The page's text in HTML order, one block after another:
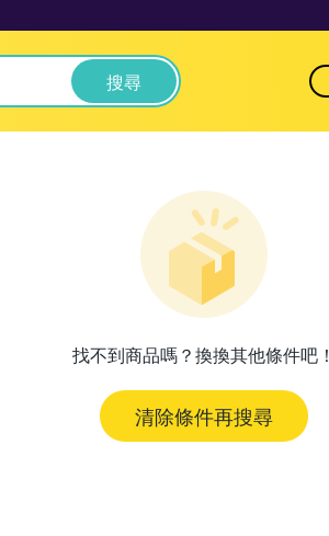
搜尋
找不到商品嗎？換換其他條件吧！
清除條件再搜尋